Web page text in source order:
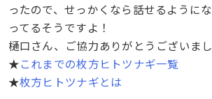
ったので、せっかくなら話せるように
ってるそうですよ！
樋口さん、ご協力ありがとうございま
★これまでの枚方ヒトツナギ一覧
★枚方ヒトツナギとは